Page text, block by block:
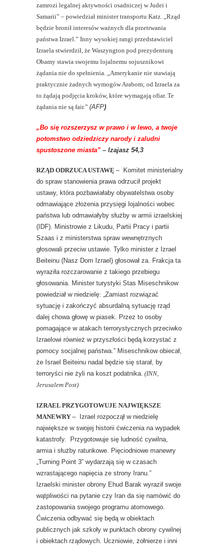
zamrozi legalnej aktywności osadniczej w Judei i
Samarii” – powiedział minister transportu Katz. „Rząd
będzie bronił interesów ważnych dla przetrwania
państwa Izrael.” Inny wysokiej rangi przedstawiciel
Izraela stwierdził, że Waszyngton pod prezydenturą
Obamy stawia swojemu lojalnemu sojusznikowi
żądania nie do spełnienia. „Amerykanie nie stawiają
praktycznie żadnych wymogów Arabom; od Izraela za
to żądają podjęcia kroków, które wymagają ofiar. Te
żądania nie są fair.” (AFP)
„Bo się rozszerzysz w prawo i w lewo, a twoje
potomstwo odziedziczy narody i zaludni
spustoszone miasta” – Izajasz 54,3
RZĄD ODRZUCA USTAWĘ – Komitet ministerialny
do spraw stanowienia prawa odrzucił projekt
ustawy, która pozbawiałaby obywatelstwa osoby
odmawiające złożenia przysięgi lojalności wobec
państwa lub odmawiałyby służby w armii izraelskiej
(IDF). Ministrowie z Likudu, Partii Pracy i partii
Szaas i z ministerstwa spraw wewnętrznych
głosowali przeciw ustawie. Tylko minister z Izrael
Beiteinu (Nasz Dom Izrael) głosował za. Frakcja ta
wyraziła rozczarowanie z takiego przebiegu
głosowania. Minister turystyki Stas Miseschnikow
powiedział w niedzielę: „Zamiast rozwiązać
sytuację i zakończyć absurdalną sytuację rząd
dalej chowa głowę w piasek. Przez to osoby
pomagające w atakach terrorystycznych przeciwko
Izraelowi również w przyszłości będą korzystać z
pomocy socjalnej państwa.” Miseschnikow obiecał,
że Israel Beiteinu nadal będzie się starał, by
terroryści nie żyli na koszt podatnika. (INN,
Jerusalem Post)
IZRAEL PRZYGOTOWUJE NAJWIĘKSZE
MANEWRY – Izrael rozpoczął w niedzielę
największe w swojej historii ćwiczenia na wypadek
katastrofy. Przygotowuje się ludność cywilna,
armia i służby ratunkowe. Pięciodniowe manewry
„Turning Point 3” wydarzają się w czasach
wzrastającego napięcia ze strony Iranu.”
Izraelski minister obrony Ehud Barak wyraził swoje
wątpliwości na pytanie czy Iran da się namówić do
zastopowania swojego programu atomowego.
Ćwiczenia odbywać się będą w obiektach
publicznych jak szkoły w punktach obrony cywilnej
i obiektach rządowych. Uczniowie, żołnierze i inni